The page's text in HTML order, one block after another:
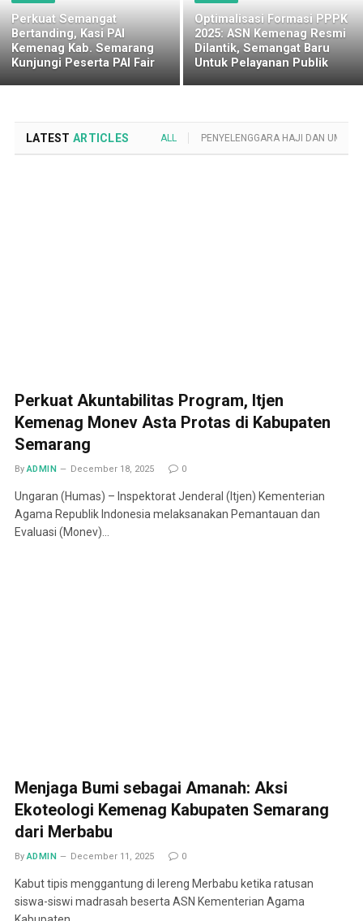
Perkuat Semangat
Bertanding, Kasi PAI
Kemenag Kab. Semarang
Kunjungi Peserta PAI Fair
Optimalisasi Formasi PPPK
2025: ASN Kemenag Resmi
Dilantik, Semangat Baru
Untuk Pelayanan Publik
LATEST ARTICLES ALL PENYELENGGARA HAJI DAN UMROH
Perkuat Akuntabilitas Program, Itjen
Kemenag Monev Asta Protas di Kabupaten
Semarang
By ADMIN December 18, 2025 0
Ungaran (Humas) – Inspektorat Jenderal (Itjen) Kementerian
Agama Republik Indonesia melaksanakan Pemantauan dan
Evaluasi (Monev)…
Menjaga Bumi sebagai Amanah: Aksi
Ekoteologi Kemenag Kabupaten Semarang
dari Merbabu
By ADMIN December 11, 2025 0
Kabut tipis menggantung di lereng Merbabu ketika ratusan
siswa-siswi madrasah beserta ASN Kementerian Agama